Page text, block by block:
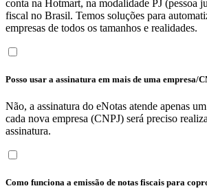
conta na Hotmart, na modalidade PJ (pessoa
fiscal no Brasil. Temos soluções para
empresas de todos os tamanhos e realidades.
Posso usar a assinatura em mais de uma empresa/
Não, a assinatura do eNotas atende apenas
cada nova empresa (CNPJ) será preciso
assinatura.
Como funciona a emissão de notas fiscais para